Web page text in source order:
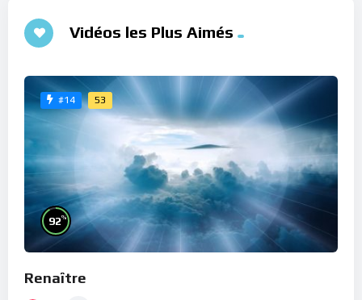
Vidéos les Plus Aimés
#14 53
92%
Renaître